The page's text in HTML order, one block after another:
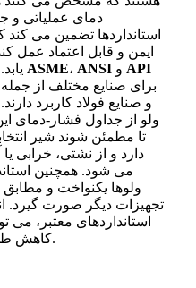
دمای عملیاتی و
استانداردها تضمین می
ایمن و قابل اعتماد
ASME، ANSI
API
برای صنایع مختلف از جمله
و صنایع فولاد کاربرد
ولو از جداول فشار-دمای
تا مطمئن شوند شیر
دارد و از نشتی، خرابی
می شود. همچنین
ولوها یکنواخت و مطابق
تجهیزات دیگر صورت گیرد.
استانداردهای معتبر،
کاهش طول عمر شیرآلات صنعتی شود.